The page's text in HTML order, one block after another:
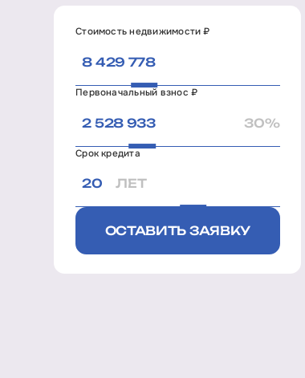
Стоимость недвижимости ₽
Первоначальный взнос ₽
30%
Срок кредита
ЛЕТ
ОСТАВИТЬ ЗАЯВКУ